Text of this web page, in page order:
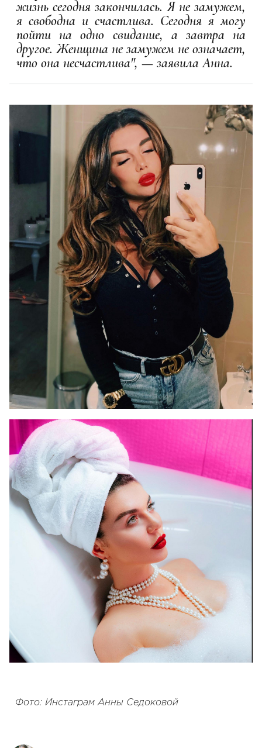
жизнь сегодня закончилась. Я не замужем,
я свободна и счастлива. Сегодня я могу
пойти на одно свидание, а завтра на
другое. Женщина не замужем не означает,
что она несчастлива", — заявила Анна.
Фото: Инстаграм Анны Седоковой